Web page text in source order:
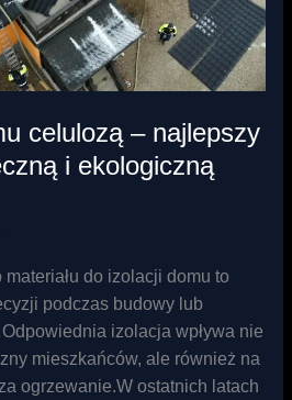
celulozą – najlepszy
i ekologiczną
do izolacji domu to
podczas budowy lub
izolacja wpływa nie
mieszkańców, ale również na
ogrzewanie.W ostatnich latach